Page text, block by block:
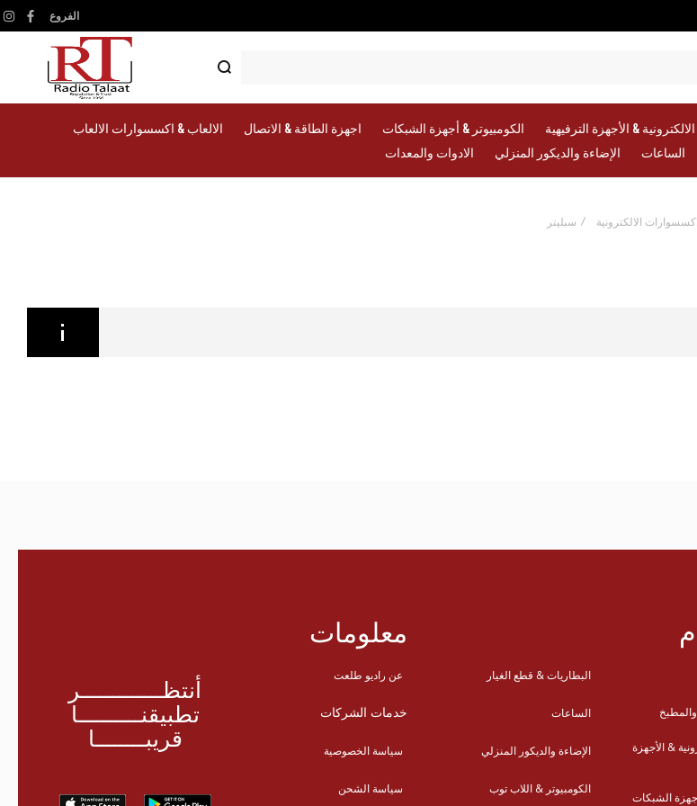
الفروع
& الأجهزة الترفيهية الكومبيوتر & أجهزة الشبكات اجهزة الطاقة & الاتصال
الالعاب & اكسسوارات الالعاب
الساعات الإضاءة والديكور المنزلي الادوات والمعدات
الالكترونية سبليتر
أنتظـــــــــــــر
تطبيقنــــــــــا
قريبــــــــا
معلومات
عن راديو طلعت
خدمات الشركات
سياسة الخصوصية
سياسة الشحن
البطاريات & قطع الغيار
الساعات
الإضاءة والديكور المنزلي
الكومبيوتر & اللاب توب
& الأجهزة
الشبكات